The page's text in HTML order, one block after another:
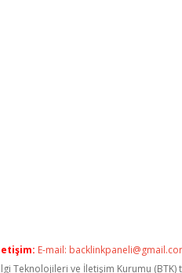
E-mail:
Teknolojileri ve İletişim Kurumu